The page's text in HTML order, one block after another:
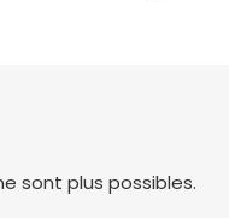
sont plus possibles.